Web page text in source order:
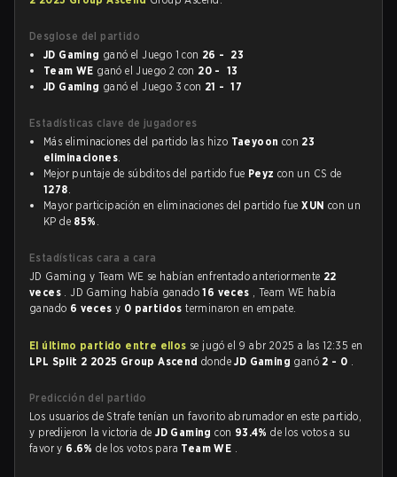
Desglose del partido
JD Gaming ganó el Juego 1 con 26 - 23
Team WE ganó el Juego 2 con 20 - 13
JD Gaming ganó el Juego 3 con 21 - 17
Estadísticas clave de jugadores
Más eliminaciones del partido las hizo Taeyoon con 23
eliminaciones.
Mejor puntaje de súbditos del partido fue Peyz con un CS de
1278.
Mayor participación en eliminaciones del partido fueXUN con un
KP de 85% .
Estadísticas cara a cara
JD Gaming y Team WE se habían enfrentado anteriormente 22
veces . JD Gaming había ganado16 veces , Team WE había
ganado 6 vecesy 0 partidosterminaron en empate.
El último partido entre ellos se jugó el 9 abr 2025 a las 12:35 en
LPL Split 2 2025 Group Ascend dondeJD Gaming ganó 2 - 0 .
Predicción del partido
Los usuarios de Strafe tenían un favorito abrumador en este partido,
y predijeron la victoria deJD Gamingcon 93.4%de los votos a su
favor y 6.6%de los votos para Team WE .